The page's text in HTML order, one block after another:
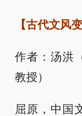
【古代文风
作者：汤洪
教授）
屈原，中国